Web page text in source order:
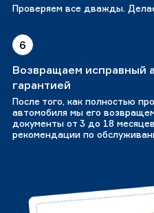
Проверяем все дважды.
6
Возвращаем исправный
гарантией
После того, как полностью
автомобиля мы его
документы от 3 до 18
рекомендации по